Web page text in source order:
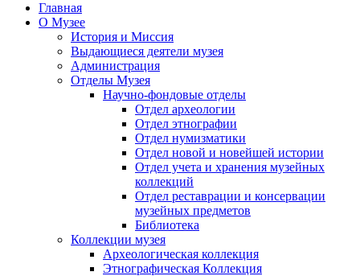
Главная
О Музее
История и Миссия
Выдающиеся деятели музея
Администрация
Отделы Музея
Научно-фондовые отделы
Отдел археологии
Отдел этнографии
Отдел нумизматики
Отдел новой и новейшей истории
Отдел учета и хранения музейных
коллекций
Отдел реставрации и консервации
музейных предметов
Библиотека
Коллекции музея
Археологическая коллекция
Этнографическая Коллекция